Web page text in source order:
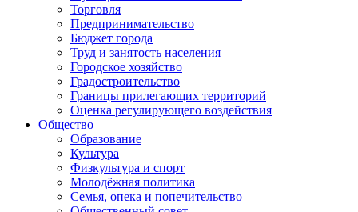
Торговля
Предпринимательство
Бюджет города
Труд и занятость населения
Городское хозяйство
Градостроительство
Границы прилегающих территорий
Оценка регулирующего воздействия
Общество
Образование
Культура
Физкультура и спорт
Молодёжная политика
Семья, опека и попечительство